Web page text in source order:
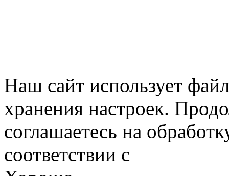
Наш сайт использует
хранения настроек.
соглашаетесь на
соответствии с